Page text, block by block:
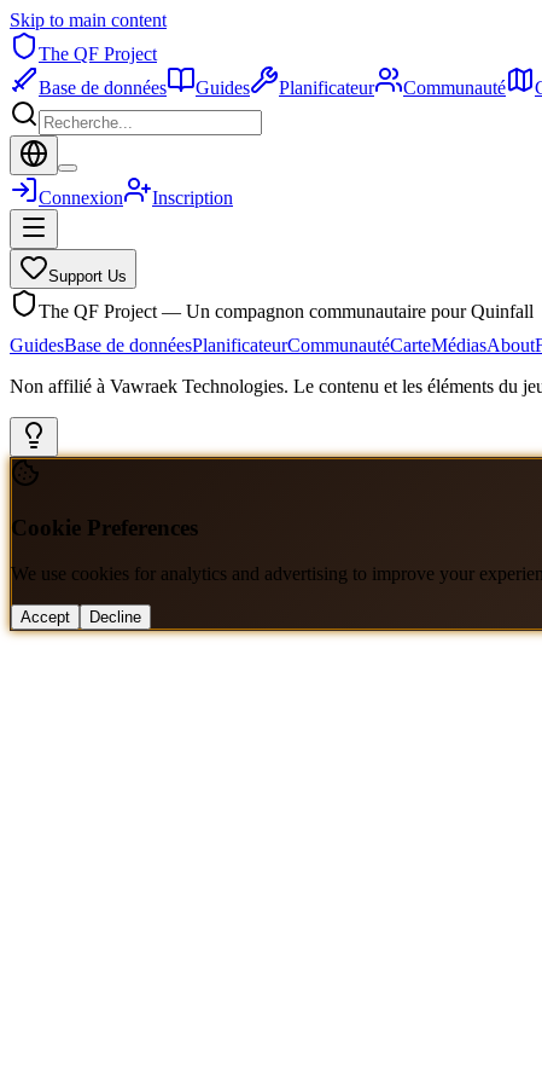
Skip to main content
The QF Project
Base de données
Guides Planificateur Communauté
Connexion Inscription
Support Us
The QF Project — Un compagnon communautaire pour Quinfall
GuidesBase de donnéesPlanificateurCommunautéCarteMédiasAbout
Non affilié à Vawraek Technologies. Le contenu et les éléments du
Cookie Preferences
We use cookies for analytics and advertising to improve your
Accept Decline